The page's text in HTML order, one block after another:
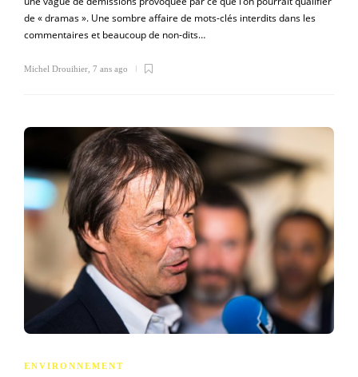
de « dramas ». Une sombre affaire de mots-clés interdits dans les
commentaires et beaucoup de non-dits…
Michel Drouihier 7 ans ago
ENVIRONNEMENT